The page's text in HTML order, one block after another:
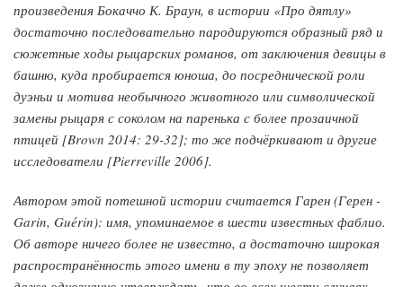
произведения Бокаччо К. Браун, в истории «Про дятлу»
достаточно последовательно пародируются образный ряд и
сюжетные ходы рыцарских романов, от заключения девицы в
башню, куда пробирается юноша, до посреднической роли
дуэньи и мотива необычного животного или символической
замены рыцаря с соколом на паренька с более прозаичной
птицей [Brown 2014: 29-32]; то же подчёркивают и другие
исследователи [Pierreville 2006].
Автором этой потешной истории считается Гарен (Герен -
Garin, Guérin): имя, упоминаемое в шести известных фаблио.
Об авторе ничего более не известно, а достаточно широкая
распространённость этого имени в ту эпоху не позволяет